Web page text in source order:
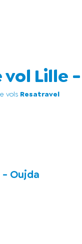
Lille
vols Resatravel
Oujda